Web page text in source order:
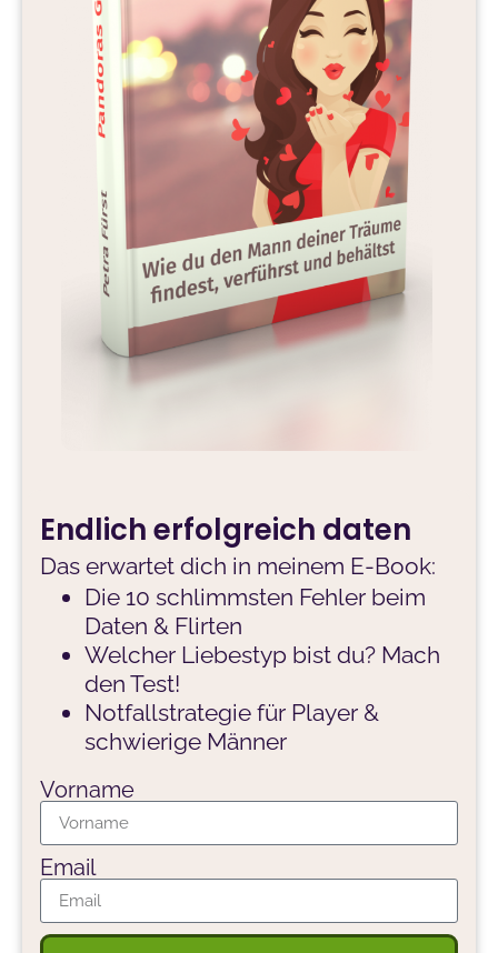
Endlich erfolgreich daten
Das erwartet dich in meinem E-Book:
Die 10 schlimmsten Fehler beim
Daten & Flirten
Welcher Liebestyp bist du? Mach
den Test!
Notfallstrategie für Player &
schwierige Männer
Vorname
Email